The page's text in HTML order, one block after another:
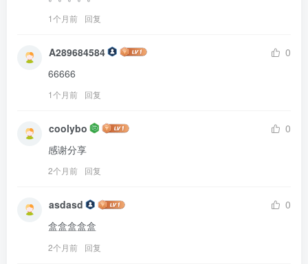
1个月前 回复
A289684584
0
66666
1个月前 回复
coolybo
0
感谢分享
2个月前 回复
asdasd
0
盒盒盒盒盒
2个月前 回复